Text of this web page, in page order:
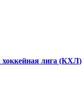
хоккейная лига (КХЛ)